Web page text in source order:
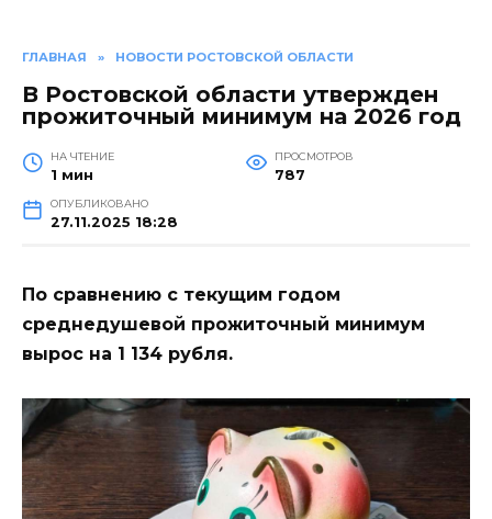
ГЛАВНАЯ » НОВОСТИ РОСТОВСКОЙ ОБЛАСТИ
В Ростовской области утвержден
прожиточный минимум на 2026 год
НА ЧТЕНИЕ
1 мин
ПРОСМОТРОВ
787
ОПУБЛИКОВАНО
27.11.2025 18:28
По сравнению с текущим годом
среднедушевой прожиточный минимум
вырос на 1 134 рубля.